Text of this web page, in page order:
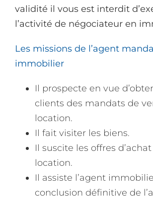
validité il vous est interdit
l’activité de négociateur en
Les missions de l’agent
immobilier
Il prospecte en vue
clients des mandats de
location.
Il fait visiter les biens.
Il suscite les offres
location.
Il assiste l’agent
conclusion définitive de